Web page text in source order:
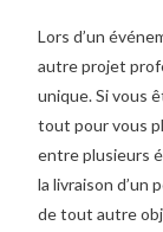
Lors d’un
autre projet
unique. Si vous
tout pour vous
entre plusieurs
la livraison d’un
de tout autre